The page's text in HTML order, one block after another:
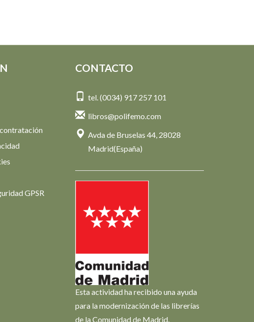
GPSR
CONTACTO
tel. (0034) 917 257 101
libros@polifemo.com
Avda de Bruselas 44, 28028
Madrid(España)
Esta actividad ha recibido una ayuda
para la modernización de las librerías
de la Comunidad de Madrid.